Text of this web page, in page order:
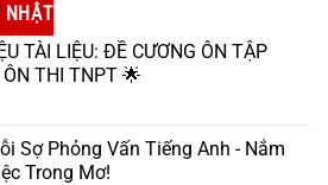
NHẬT
TÀI LIỆU: ĐỀ CƯƠNG ÔN TẬP
THI TNPT 🌟
Sợ Phỏng Vấn Tiếng Anh - Nắm
Trong Mơ!